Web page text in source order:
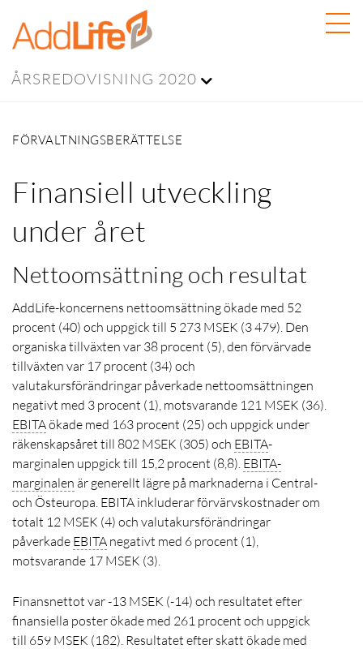
ÅRSREDOVISNING 2020
FÖRVALTNINGSBERÄTTELSE
Finansiell utveckling
under året
Nettoomsättning och resultat
AddLife-koncernens nettoomsättning ökade med 52
procent (40) och uppgick till 5 273 MSEK (3 479). Den
organiska tillväxten var 38 procent (5), den förvärvade
tillväxten var 17 procent (34) och
valutakursförändringar påverkade nettoomsättningen
negativt med 3 procent (1), motsvarande 121 MSEK (36).
EBITAökade med 163 procent (25) och uppgick under
räkenskapsåret till 802 MSEK (305) och EBITA-
marginalen uppgick till 15,2 procent (8,8). EBITA-
marginalen är generellt lägre på marknaderna i Central-
och Östeuropa. EBITA inkluderar förvärvskostnader om
totalt 12 MSEK (4) och valutakursförändringar
påverkade EBITA negativt med 6 procent (1),
motsvarande 17 MSEK (3).
Finansnettot var -13 MSEK (-14) och resultatet efter
finansiella poster ökade med 261 procent och uppgick
till 659 MSEK (182). Resultatet efter skatt ökade med